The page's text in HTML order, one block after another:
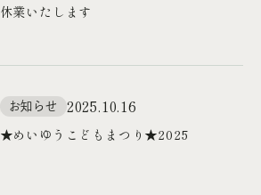
休業いたします
お知らせ 2025.10.16
★めいゆうこどもまつり★2025